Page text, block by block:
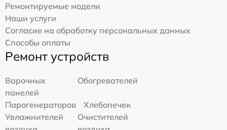
Ремонтируемые модели
Наши услуги
Согласие на обработку персональных данных
Способы оплаты
Ремонт устройств
Варочных
панелей
Обогревателей
Парогенераторов
Хлебопечек
Увлажнителей
Очистителей